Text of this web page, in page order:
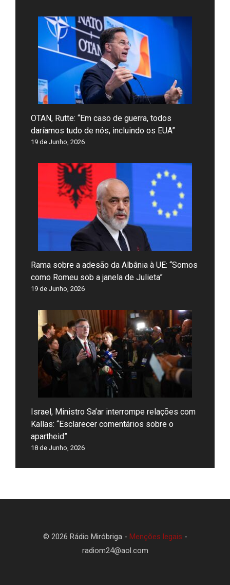
OTAN, Rutte: “Em caso de guerra, todos
daríamos tudo de nós, incluindo os EUA”
19 de Junho, 2026
Rama sobre a adesão da Albânia à UE: “Somos
como Romeu sob a janela de Julieta”
19 de Junho, 2026
Israel, Ministro Sa’ar interrompe relações com
Kallas: “Esclarecer comentários sobre o
apartheid”
18 de Junho, 2026
© 2026 Rádio Miróbriga - Menções legais -
radiom24@aol.com